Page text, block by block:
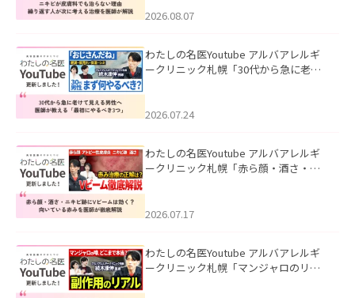
ました。
2026.08.07
わたしの名医Youtube アルバアレルギ
ークリニック札幌「30代から急に老け
た。
2026.07.24
わたしの名医Youtube アルバアレルギ
ークリニック札幌「赤ら顔・酒さ・ニ
した。
2026.07.17
わたしの名医Youtube アルバアレルギ
ークリニック札幌「マンジャロのリア